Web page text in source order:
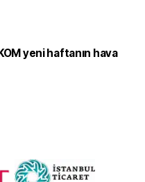
yeni haftanın hava